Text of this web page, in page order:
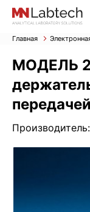
Главная
МОДЕЛЬ
передачей
Производитель: